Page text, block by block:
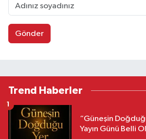
Gönder
Trend Haberler
“Güneşin
Yayın Günü Belli
1